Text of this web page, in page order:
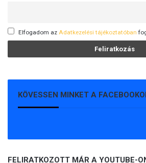
Elfogadom az Adatkezelési tájékoztatóban
KÖVESSEN MINKET A
FELIRATKOZOTT MÁR A YOUTUBE-